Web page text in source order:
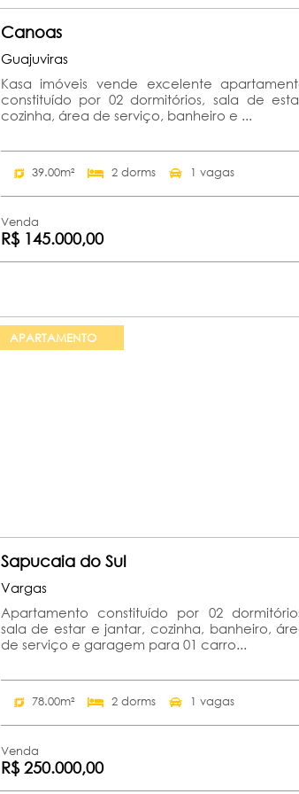
Canoas
Guajuviras
Kasa imóveis vende excelente
constituído por 02 dormitórios, sala de
cozinha, área de serviço, banheiro e ...
39.00m² 2 dorms 1 vagas
Venda
R$ 145.000,00
APARTAMENTO
Sapucaia do Sul
Vargas
Apartamento constituído por 02
sala de estar e jantar, cozinha, banheiro,
de serviço e garagem para 01 carro...
78.00m² 2 dorms 1 vagas
Venda
R$ 250.000,00